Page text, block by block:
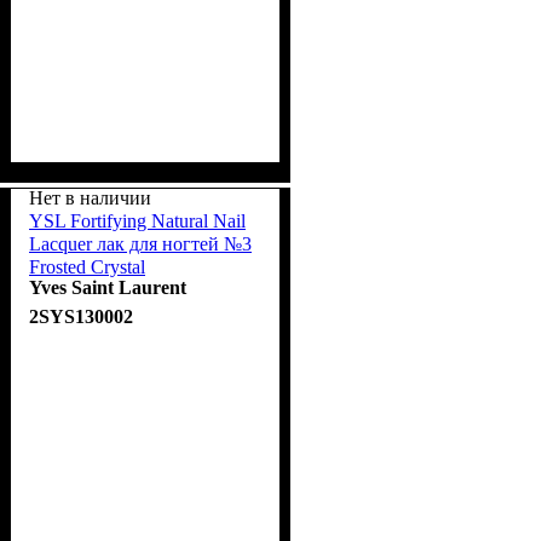
Нет в наличии
YSL Fortifying Natural Nail
Lacquer лак для ногтей №3
Frosted Crystal
Yves Saint Laurent
2SYS130002